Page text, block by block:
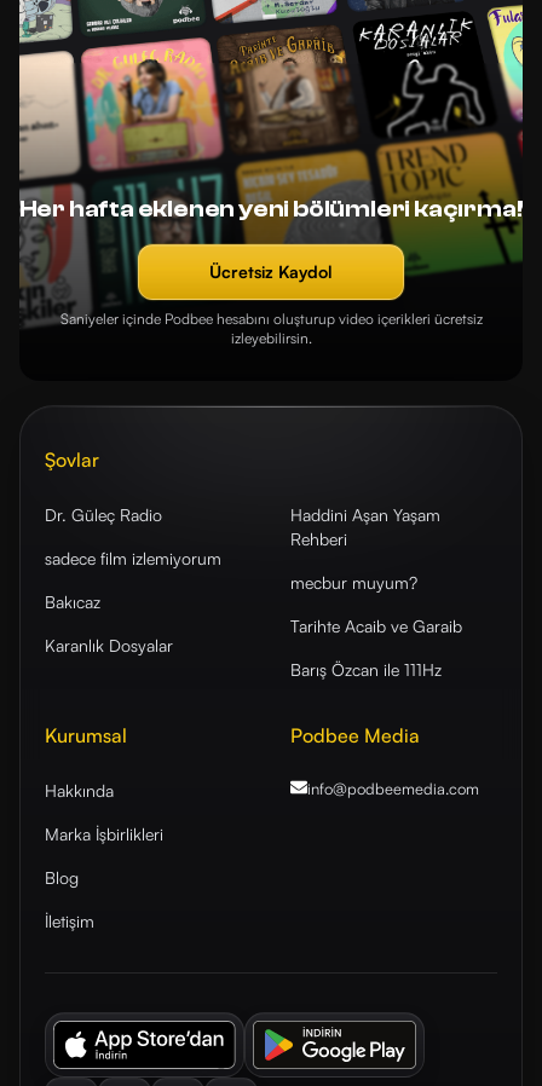
Her hafta eklenen yeni bölümleri kaçırma!
Ücretsiz Kaydol
Saniyeler içinde Podbee hesabını oluşturup video içerikleri ücretsiz
izleyebilirsin.
Şovlar
Dr. Güleç Radio
sadece film izlemiyorum
Bakıcaz
Karanlık Dosyalar
Haddini Aşan Yaşam
Rehberi
mecbur muyum?
Tarihte Acaib ve Garaib
Barış Özcan ile 111Hz
Kurumsal
Hakkında
Marka İşbirlikleri
Blog
İletişim
Podbee Media
info@podbeemedia.com